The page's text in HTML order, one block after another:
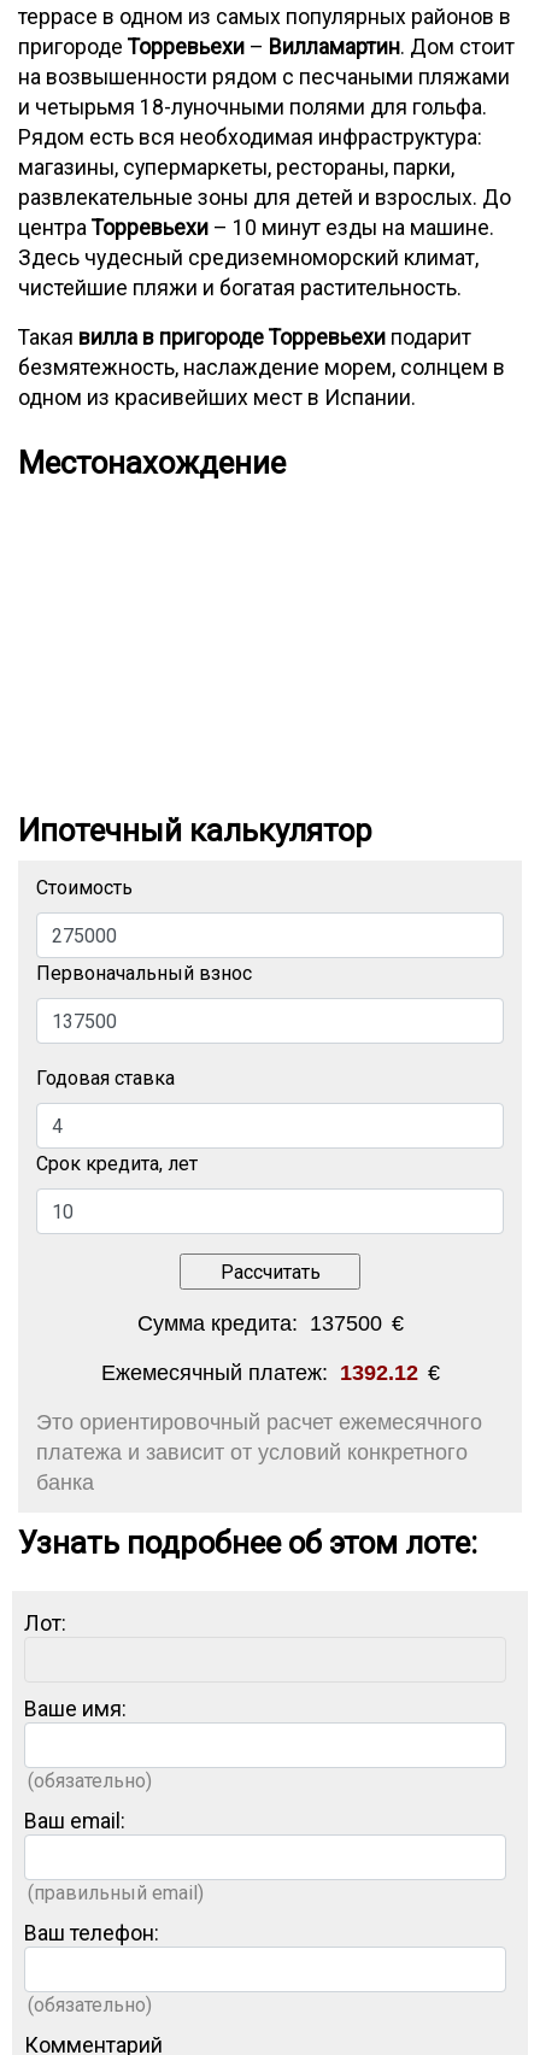
террасе в одном из самых популярных районов в
пригороде Торревьехи – Вилламартин. Дом стоит
на возвышенности рядом с песчаными пляжами
и четырьмя 18-луночными полями для гольфа.
Рядом есть вся необходимая инфраструктура:
магазины, супермаркеты, рестораны, парки,
развлекательные зоны для детей и взрослых. До
центра Торревьехи – 10 минут езды на машине.
Здесь чудесный средиземноморский климат,
чистейшие пляжи и богатая растительность.
Такая вилла в пригороде Торревьехи подарит
безмятежность, наслаждение морем, солнцем в
одном из красивейших мест в Испании.
Местонахождение
Ипотечный калькулятор
Стоимость
Первоначальный взнос
Годовая ставка
Срок кредита, лет
Сумма кредита: 137500 €
Ежемесячный платеж: 1392.12 €
Это ориентировочный расчет ежемесячного
платежа и зависит от условий конкретного
банка
Узнать подробнее об этом лоте:
Лот:
Ваше имя:
(обязательно)
Ваш email:
(правильный email)
Ваш телефон:
(обязательно)
Комментарий